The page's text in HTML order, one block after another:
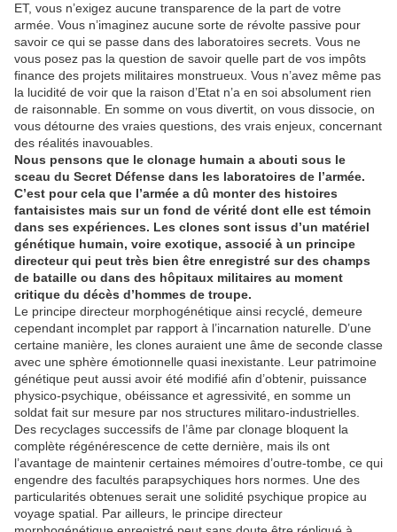
ET, vous n’exigez aucune transparence de la part de votre
armée. Vous n’imaginez aucune sorte de révolte passive pour
savoir ce qui se passe dans des laboratoires secrets. Vous ne
vous posez pas la question de savoir quelle part de vos impôts
finance des projets militaires monstrueux. Vous n’avez même pas
la lucidité de voir que la raison d’Etat n’a en soi absolument rien
de raisonnable. En somme on vous divertit, on vous dissocie, on
vous détourne des vraies questions, des vrais enjeux, concernant
des réalités inavouables.
Nous pensons que le clonage humain a abouti sous le
sceau du Secret Défense dans les laboratoires de l’armée.
C’est pour cela que l’armée a dû monter des histoires
fantaisistes mais sur un fond de vérité dont elle est témoin
dans ses expériences. Les clones sont issus d’un matériel
génétique humain, voire exotique, associé à un principe
directeur qui peut très bien être enregistré sur des champs
de bataille ou dans des hôpitaux militaires au moment
critique du décès d’hommes de troupe.
Le principe directeur morphogénétique ainsi recyclé, demeure
cependant incomplet par rapport à l’incarnation naturelle. D’une
certaine manière, les clones auraient une âme de seconde classe
avec une sphère émotionnelle quasi inexistante. Leur patrimoine
génétique peut aussi avoir été modifié afin d’obtenir, puissance
physico-psychique, obéissance et agressivité, en somme un
soldat fait sur mesure par nos structures militaro-industrielles.
Des recyclages successifs de l’âme par clonage bloquent la
complète régénérescence de cette dernière, mais ils ont
l’avantage de maintenir certaines mémoires d’outre-tombe, ce qui
engendre des facultés parapsychiques hors normes. Une des
particularités obtenues serait une solidité psychique propice au
voyage spatial. Par ailleurs, le principe directeur